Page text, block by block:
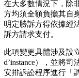
在大多數情況下，除
方均須全額負擔其自
明定勝訴方得依據經
訴方請求支付。
此項變更具體涉及設
d’instance），並將
安排訴訟程序進行「